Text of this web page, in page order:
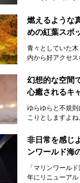
燃えるような
めの紅葉スポ
青々としていた
内から好アクセ
幻想的な空間
心癒されるキ
ゆらゆらと不規
こりとしますよ
非日常を感じ
ンワールド海
「マリンワール
年にリニューア